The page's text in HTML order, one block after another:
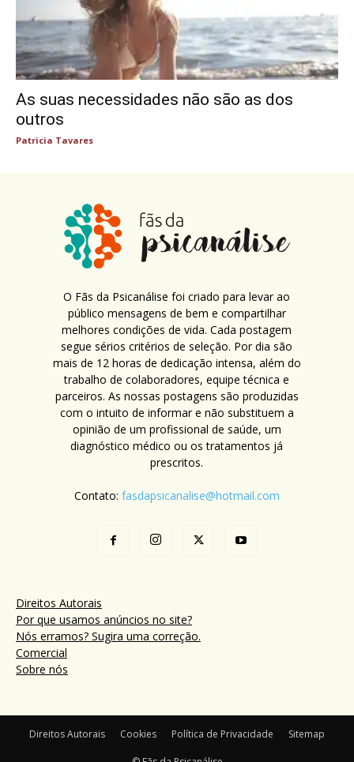
As suas necessidades não são as dos
outros
Patricia Tavares
O Fãs da Psicanálise foi criado para levar ao
público mensagens de bem e compartilhar
melhores condições de vida. Cada postagem
segue sérios critérios de seleção. Por dia são
mais de 12 horas de dedicação intensa, além do
trabalho de colaboradores, equipe técnica e
parceiros. As nossas postagens são produzidas
com o intuito de informar e não substituem a
opinião de um profissional de saúde, um
diagnóstico médico ou os tratamentos já
prescritos.
Contato: fasdapsicanalise@hotmail.com
Direitos Autorais
Por que usamos anúncios no site?
Nós erramos? Sugira uma correção.
Comercial
Sobre nós
Direitos Autorais Cookies Política de Privacidade Sitemap